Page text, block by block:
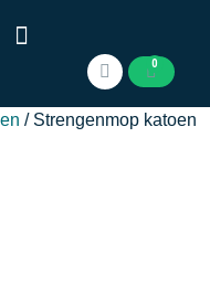
0
/ Strengenmop katoen